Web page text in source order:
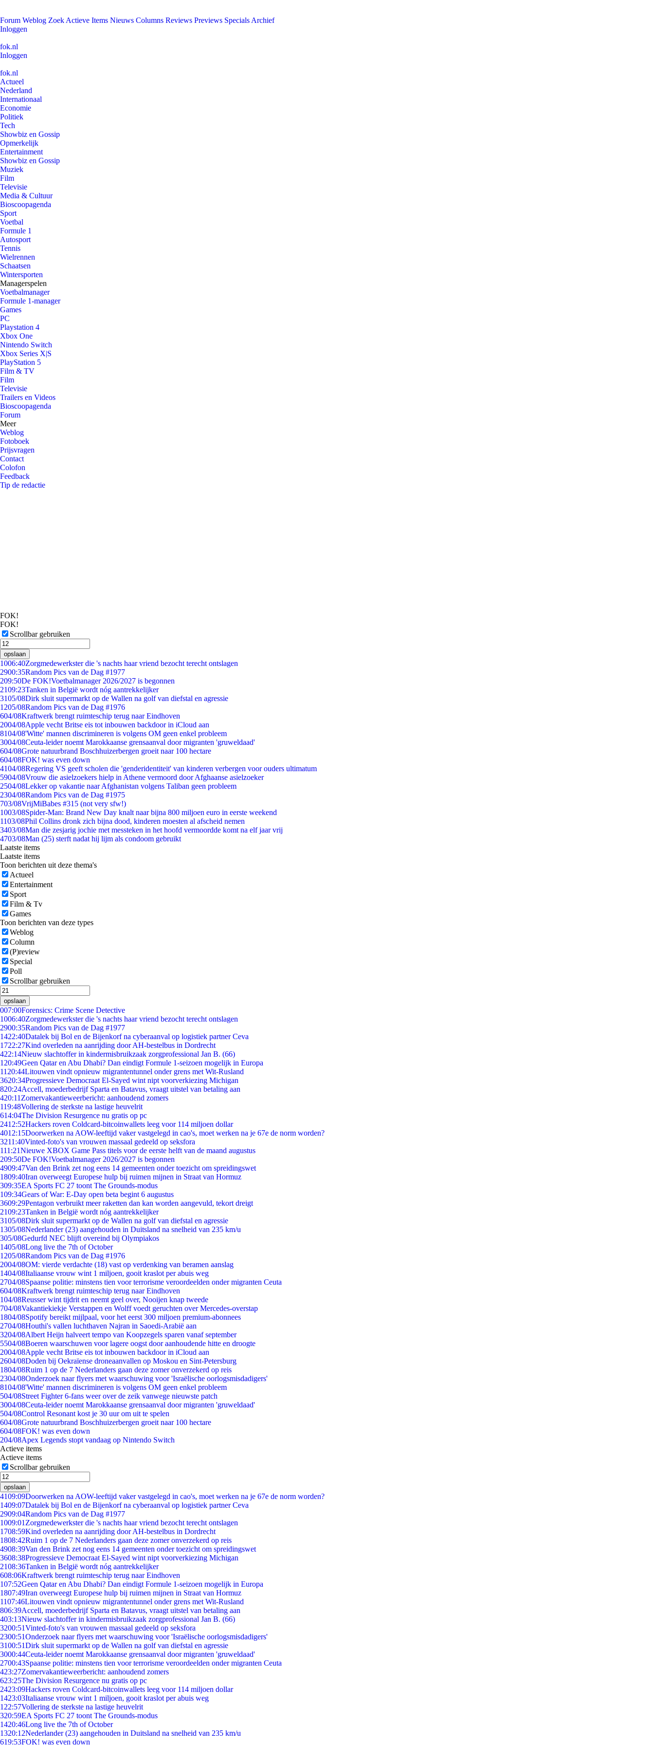
Forum Weblog Zoek Actieve Items Nieuws Columns Reviews Previews Specials Archief
Inloggen
fok.nl
Inloggen
fok.nl
Actueel
Nederland
Internationaal
Economie
Politiek
Tech
Showbiz en Gossip
Opmerkelijk
Entertainment
Showbiz en Gossip
Muziek
Film
Televisie
Media & Cultuur
Bioscoopagenda
Sport
Voetbal
Formule 1
Autosport
Tennis
Wielrennen
Schaatsen
Wintersporten
Managerspelen
Voetbalmanager
Formule 1-manager
Games
PC
Playstation 4
Xbox One
Nintendo Switch
Xbox Series X|S
PlayStation 5
Film & TV
Film
Televisie
Trailers en Videos
Bioscoopagenda
Forum
Meer
Weblog
Fotoboek
Prijsvragen
Contact
Colofon
Feedback
Tip de redactie
FOK!
FOK!
Scrollbar gebruiken
opslaan
1006:40Zorgmedewerkster die 's nachts haar vriend bezocht terecht ontslagen
2900:35Random Pics van de Dag #1977
209:50De FOK!Voetbalmanager 2026/2027 is begonnen
2109:23Tanken in België wordt nóg aantrekkelijker
3105/08Dirk sluit supermarkt op de Wallen na golf van diefstal en agressie
1205/08Random Pics van de Dag #1976
604/08Kraftwerk brengt ruimteschip terug naar Eindhoven
2004/08Apple vecht Britse eis tot inbouwen backdoor in iCloud aan
8104/08'Witte' mannen discrimineren is volgens OM geen enkel probleem
3004/08Ceuta-leider noemt Marokkaanse grensaanval door migranten 'gruweldaad'
604/08Grote natuurbrand Boschhuizerbergen groeit naar 100 hectare
604/08FOK! was even down
4104/08Regering VS geeft scholen die 'genderidentiteit' van kinderen verbergen voor ouders ultimatum
5904/08Vrouw die asielzoekers hielp in Athene vermoord door Afghaanse asielzoeker
2504/08Lekker op vakantie naar Afghanistan volgens Taliban geen probleem
2304/08Random Pics van de Dag #1975
703/08VrijMiBabes #315 (not very sfw!)
1003/08Spider-Man: Brand New Day knalt naar bijna 800 miljoen euro in eerste weekend
1103/08Phil Collins dronk zich bijna dood, kinderen moesten al afscheid nemen
3403/08Man die zesjarig jochie met messteken in het hoofd vermoordde komt na elf jaar vrij
4703/08Man (25) sterft nadat hij lijm als condoom gebruikt
Laatste items
Laatste items
Toon berichten uit deze thema's
Actueel
Entertainment
Sport
Film & Tv
Games
Toon berichten van deze types
Weblog
Column
(P)review
Special
Poll
Scrollbar gebruiken
opslaan
007:00Forensics: Crime Scene Detective
1006:40Zorgmedewerkster die 's nachts haar vriend bezocht terecht ontslagen
2900:35Random Pics van de Dag #1977
1422:40Datalek bij Bol en de Bijenkorf na cyberaanval op logistiek partner Ceva
1722:27Kind overleden na aanrijding door AH-bestelbus in Dordrecht
422:14Nieuw slachtoffer in kindermisbruikzaak zorgprofessional Jan B. (66)
1 20:49Geen Qatar en Abu Dhabi? Dan eindigt Formule 1-seizoen mogelijk in Europa
11 20:44Litouwen vindt opnieuw migrantentunnel onder grens met Wit-Rusland
3620:34Progressieve Democraat El-Sayed wint nipt voorverkiezing Michigan
820:24Accell, moederbedrijf Sparta en Batavus, vraagt uitstel van betaling aan
420:11 Zomervakantieweerbericht: aanhoudend zomers
119:48Vollering de sterkste na lastige heuvelrit
614:04The Division Resurgence nu gratis op pc
2412:52Hackers roven Coldcard-bitcoinwallets leeg voor 114 miljoen dollar
4012:15Doorwerken na AOW-leeftijd vaker vastgelegd in cao's, moet werken na je 67e de norm worden?
3211:40Vinted-foto's van vrouwen massaal gedeeld op seksfora
111:21Nieuwe XBOX Game Pass titels voor de eerste helft van de maand augustus
209:50De FOK!Voetbalmanager 2026/2027 is begonnen
4909:47Van den Brink zet nog eens 14 gemeenten onder toezicht om spreidingswet
1809:40Iran overweegt Europese hulp bij ruimen mijnen in Straat van Hormuz
309:35EA Sports FC 27 toont The Grounds-modus
109:34Gears of War: E-Day open beta begint 6 augustus
3609:29Pentagon verbruikt meer raketten dan kan worden aangevuld, tekort dreigt
2109:23Tanken in België wordt nóg aantrekkelijker
3105/08Dirk sluit supermarkt op de Wallen na golf van diefstal en agressie
1305/08Nederlander (23) aangehouden in Duitsland na snelheid van 235 km/u
305/08Gedurfd NEC blijft overeind bij Olympiakos
1405/08Long live the 7th of October
1205/08Random Pics van de Dag #1976
2004/08OM: vierde verdachte (18) vast op verdenking van beramen aanslag
1404/08Italiaanse vrouw wint 1 miljoen, gooit kraslot per abuis weg
2704/08Spaanse politie: minstens tien voor terrorisme veroordeelden onder migranten Ceuta
604/08Kraftwerk brengt ruimteschip terug naar Eindhoven
104/08Reusser wint tijdrit en neemt geel over, Nooijen knap tweede
704/08Vakantiekiekje Verstappen en Wolff voedt geruchten over Mercedes-overstap
1804/08Spotify bereikt mijlpaal, voor het eerst 300 miljoen premium-abonnees
2704/08Houthi's vallen luchthaven Najran in Saoedi-Arabië aan
3204/08Albert Heijn halveert tempo van Koopzegels sparen vanaf september
5504/08Boeren waarschuwen voor lagere oogst door aanhoudende hitte en droogte
2004/08Apple vecht Britse eis tot inbouwen backdoor in iCloud aan
2604/08Doden bij Oekraïense droneaanvallen op Moskou en Sint-Petersburg
1804/08Ruim 1 op de 7 Nederlanders gaan deze zomer onverzekerd op reis
2304/08Onderzoek naar flyers met waarschuwing voor 'Israëlische oorlogsmisdadigers'
8104/08'Witte' mannen discrimineren is volgens OM geen enkel probleem
504/08Street Fighter 6-fans weer over de zeik vanwege nieuwste patch
3004/08Ceuta-leider noemt Marokkaanse grensaanval door migranten 'gruweldaad'
504/08Control Resonant kost je 30 uur om uit te spelen
604/08Grote natuurbrand Boschhuizerbergen groeit naar 100 hectare
604/08FOK! was even down
204/08Apex Legends stopt vandaag op Nintendo Switch
Actieve items
Actieve items
Scrollbar gebruiken
opslaan
4109:09Doorwerken na AOW-leeftijd vaker vastgelegd in cao's, moet werken na je 67e de norm worden?
1409:07Datalek bij Bol en de Bijenkorf na cyberaanval op logistiek partner Ceva
2909:04Random Pics van de Dag #1977
1009:01 Zorgmedewerkster die 's nachts haar vriend bezocht terecht ontslagen
1708:59Kind overleden na aanrijding door AH-bestelbus in Dordrecht
1808:42Ruim 1 op de 7 Nederlanders gaan deze zomer onverzekerd op reis
4908:39Van den Brink zet nog eens 14 gemeenten onder toezicht om spreidingswet
3608:38Progressieve Democraat El-Sayed wint nipt voorverkiezing Michigan
2108:36Tanken in België wordt nóg aantrekkelijker
608:06Kraftwerk brengt ruimteschip terug naar Eindhoven
107:52Geen Qatar en Abu Dhabi? Dan eindigt Formule 1-seizoen mogelijk in Europa
1807:49Iran overweegt Europese hulp bij ruimen mijnen in Straat van Hormuz
1107:46Litouwen vindt opnieuw migrantentunnel onder grens met Wit-Rusland
806:39Accell, moederbedrijf Sparta en Batavus, vraagt uitstel van betaling aan
403:13Nieuw slachtoffer in kindermisbruikzaak zorgprofessional Jan B. (66)
3200:51Vinted-foto's van vrouwen massaal gedeeld op seksfora
2300:51Onderzoek naar flyers met waarschuwing voor 'Israëlische oorlogsmisdadigers'
3100:51Dirk sluit supermarkt op de Wallen na golf van diefstal en agressie
3000:44Ceuta-leider noemt Marokkaanse grensaanval door migranten 'gruweldaad'
2700:43Spaanse politie: minstens tien voor terrorisme veroordeelden onder migranten Ceuta
423:27Zomervakantieweerbericht: aanhoudend zomers
623:25The Division Resurgence nu gratis op pc
2423:09Hackers roven Coldcard-bitcoinwallets leeg voor 114 miljoen dollar
1423:03Italiaanse vrouw wint 1 miljoen, gooit kraslot per abuis weg
1 22:57Vollering de sterkste na lastige heuvelrit
320:59EA Sports FC 27 toont The Grounds-modus
1420:46Long live the 7th of October
1320:12Nederlander (23) aangehouden in Duitsland na snelheid van 235 km/u
619:53FOK! was even down